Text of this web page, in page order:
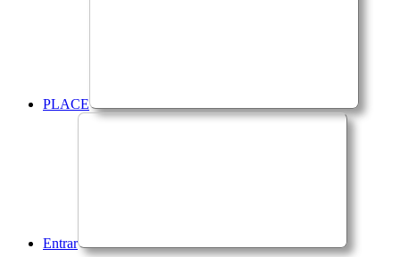
PLACE
Entrar